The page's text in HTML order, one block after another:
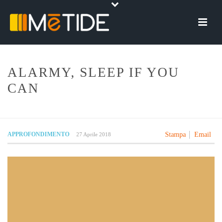
ALARMY, SLEEP IF YOU
CAN
Stampa Email
APPROFONDIMENTO 27 Aprile 2018